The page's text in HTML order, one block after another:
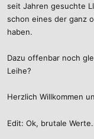
seit Jahren gesuchte
schon eines der ganz
haben.
Dazu offenbar noch
Leihe?
Herzlich Willkommen
Edit: Ok, brutale